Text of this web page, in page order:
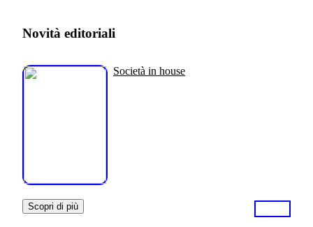
Novità editoriali
Società in house
Scopri di più